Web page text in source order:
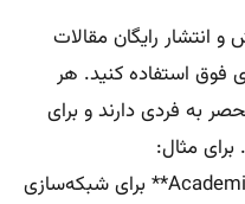
و انتشار رایگان مقالات
فوق استفاده کنید. هر
به فردی دارند و برای
مثال:
– **ResearchGate** و **Academia.edu** برای شبکه‌سازی